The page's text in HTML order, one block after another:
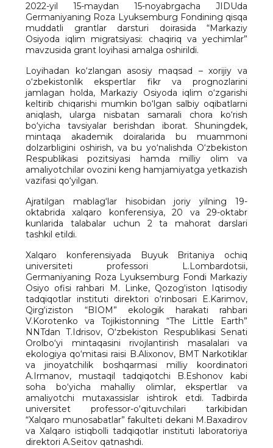
2022-yil 15-maydan 15-noyabrgacha JIDUda
Germaniyaning Roza Lyuksemburg Fondining qisqa
muddatli grantlar darsturi doirasida “Markaziy
Osiyoda iqlim migratsiyasi: chaqiriq va yechimlar”
mavzusida grant loyihasi amalga oshirildi.
Loyihadan ko‘zlangan asosiy maqsad – xorijiy va
o‘zbekistonlik ekspertlar fikr va prognozlarini
jamlagan holda, Markaziy Osiyoda iqlim o‘zgarishi
keltirib chiqarishi mumkin bo‘lgan salbiy oqibatlarni
aniqlash, ularga nisbatan samarali chora ko‘rish
bo‘yicha tavsiyalar berishdan iborat. Shuningdek,
mintaqa akademik doiralarida bu muammoni
dolzarbligini oshirish, va bu yo‘nalishda O‘zbekiston
Respublikasi pozitsiyasi hamda milliy olim va
amaliyotchilar ovozini keng hamjamiyatga yetkazish
vazifasi qo‘yilgan.
Ajratilgan mablag‘lar hisobidan joriy yilning 19-
oktabrida xalqaro konferensiya, 20 va 29-oktabr
kunlarida talabalar uchun 2 ta mahorat darslari
tashkil etildi.
Xalqaro konferensiyada Buyuk Britaniya ochiq
universiteti professori L.Lombardotsii,
Germaniyaning Roza Lyuksemburg Fondi Markaziy
Osiyo ofisi rahbari M. Linke, Qozog‘iston Iqtisodiy
tadqiqotlar instituti direktori o‘rinbosari E.Karimov,
Qirg‘iziston “BIOM” ekologik harakati rahbari
V.Korotenko va Tojikistonning “The Little Earth”
NNTdan T.Idrisov, O‘zbekiston Respublikasi Senati
Orolbo‘yi mintaqasini rivojlantirish masalalari va
ekologiya qo‘mitasi raisi B.Alixonov, BMT Narkotiklar
va jinoyatchilik boshqarmasi milliy koordinatori
A.Irmanov, mustaqil tadqiqotchi B.Eshonov kabi
soha bo‘yicha mahalliy olimlar, ekspertlar va
amaliyotchi mutaxassislar ishtirok etdi. Tadbirda
universitet professor-o‘qituvchilari tarkibidan
“Xalqaro munosabatlar” fakulteti dekani M.Baxadirov
va Xalqaro istiqbolli tadqiqotlar instituti laboratoriya
direktori A.Seitov qatnashdi.